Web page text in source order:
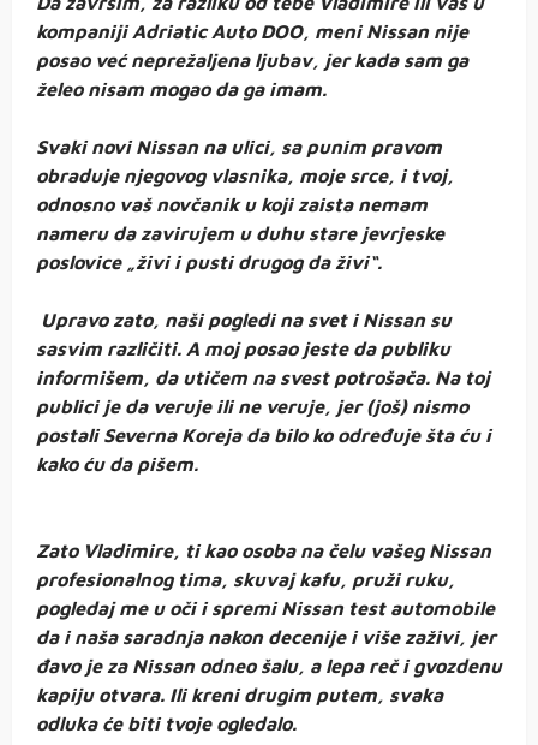
kompaniji Adriatic Auto DOO, meni Nissan nije
posao već neprežaljena ljubav, jer kada sam ga
želeo nisam mogao da ga imam.
Svaki novi Nissan na ulici, sa punim pravom
obraduje njegovog vlasnika, moje srce, i tvoj,
odnosno vaš novčanik u koji zaista nemam
nameru da zavirujem u duhu stare jevrjeske
poslovice „živi i pusti drugog da živi“.
Upravo zato, naši pogledi na svet i Nissan su
sasvim različiti. A moj posao jeste da publiku
informišem, da utičem na svest potrošača. Na toj
publici je da veruje ili ne veruje, jer (još) nismo
postali Severna Koreja da bilo ko određuje šta ću i
kako ću da pišem.
Zato Vladimire, ti kao osoba na čelu vašeg Nissan
profesionalnog tima, skuvaj kafu, pruži ruku,
pogledaj me u oči i spremi Nissan test automobile
da i naša saradnja nakon decenije i više zaživi, jer
đavo je za Nissan odneo šalu, a lepa reč i gvozdenu
kapiju otvara. Ili kreni drugim putem, svaka
odluka će biti tvoje ogledalo.